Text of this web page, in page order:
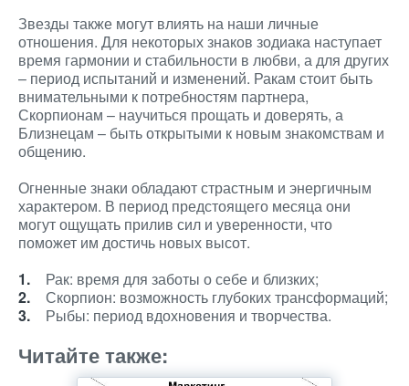
Звезды также могут влиять на наши личные
отношения. Для некоторых знаков зодиака наступает
время гармонии и стабильности в любви, а для других
– период испытаний и изменений. Ракам стоит быть
внимательными к потребностям партнера,
Скорпионам – научиться прощать и доверять, а
Близнецам – быть открытыми к новым знакомствам и
общению.
Огненные знаки обладают страстным и энергичным
характером. В период предстоящего месяца они
могут ощущать прилив сил и уверенности, что
поможет им достичь новых высот.
Рак: время для заботы о себе и близких;
Скорпион: возможность глубоких трансформаций;
Рыбы: период вдохновения и творчества.
Читайте также: